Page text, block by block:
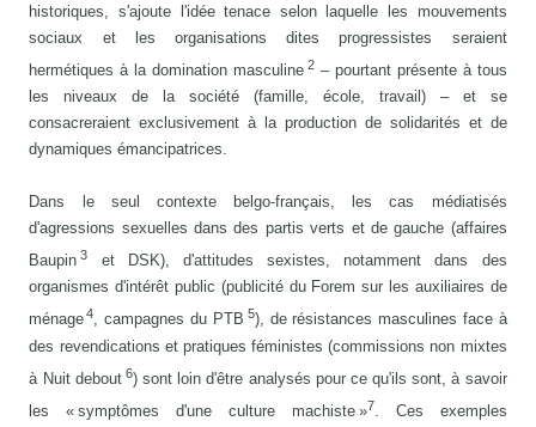
historiques, s'ajoute l'idée tenace selon laquelle les mouvements
sociaux et les organisations dites progressistes seraient
hermétiques à la domination masculine2 – pourtant présente à tous
les niveaux de la société (famille, école, travail) – et se
consacreraient exclusivement à la production de solidarités et de
dynamiques émancipatrices.
Dans le seul contexte belgo-français, les cas médiatisés
d'agressions sexuelles dans des partis verts et de gauche (affaires
Baupin3
et DSK), d'attitudes sexistes, notamment dans des
organismes d'intérêt public (publicité du Forem sur les auxiliaires de
ménage4, campagnes du PTB 5), de résistances masculines face à
des revendications et pratiques féministes (commissions non mixtes
à Nuit debout 6) sont loin d'être analysés pour ce qu'ils sont, à savoir
les « symptômes d'une culture machiste »7. Ces exemples